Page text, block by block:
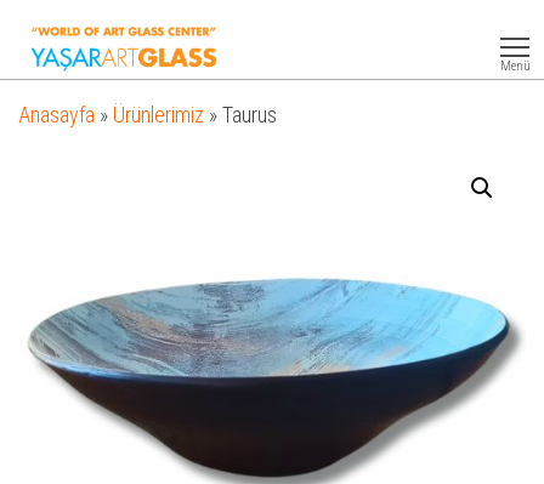
Glass
Menü
Anasayfa » Ürünlerimiz »Taurus